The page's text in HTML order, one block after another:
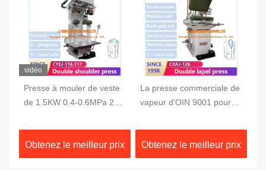
à mouler de veste
1.5KW 0.4-0.6MPa 220
le meilleur prix
La presse commerciale de
vapeur d'OIN 9001 pour
système de chauffage
vertical de vapeur de
machine de presse de
Obtenez le meilleur prix
vidéo
double
de